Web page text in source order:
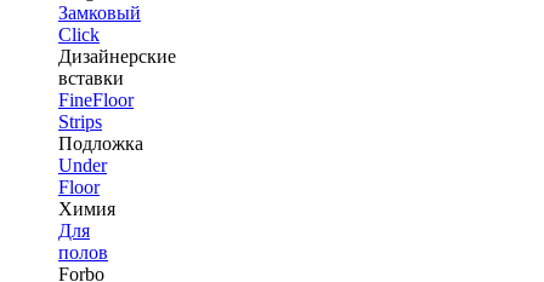
Замковый
Click
Дизайнерские
вставки
FineFloor
Strips
Подложка
Under
Floor
Химия
Для
полов
Forbo